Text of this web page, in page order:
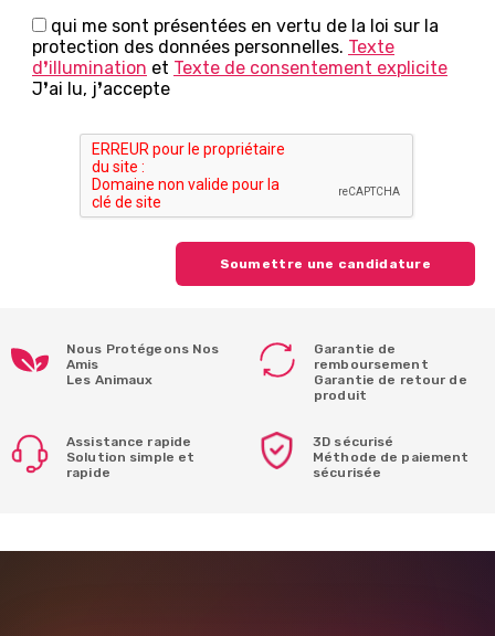
qui me sont présentées en vertu de la loi sur la
protection des données personnelles. Texte
d❜illumination et Texte de consentement explicite
J❜ai lu, j❜accepte
Soumettre une candidature
Nous Protégeons Nos
Amis
Les Animaux
Garantie de
remboursement
Garantie de retour de
produit
Assistance rapide
Solution simple et
rapide
3D sécurisé
Méthode de paiement
sécurisée